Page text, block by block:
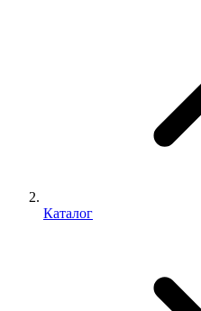
Каталог